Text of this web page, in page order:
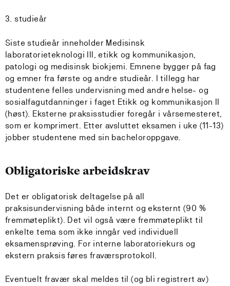
3. studieår
Siste studieår inneholder Medisinsk
laboratorieteknologi III, etikk og kommunikasjon,
patologi og medisinsk biokjemi. Emnene bygger på fag
og emner fra første og andre studieår. I tillegg har
studentene felles undervisning med andre helse- og
sosialfagutdanninger i faget Etikk og kommunikasjon II
(høst). Eksterne praksisstudier foregår i vårsemesteret,
som er komprimert. Etter avsluttet eksamen i uke (11-13)
jobber studentene med sin bacheloroppgave.
Obligatoriske arbeidskrav
Det er obligatorisk deltagelse på all
praksisundervisning både internt og eksternt (90 %
fremmøteplikt). Det vil også være fremmøteplikt til
enkelte tema som ikke inngår ved individuell
eksamensprøving. For interne laboratoriekurs og
ekstern praksis føres fraværsprotokoll.
Eventuelt fravær skal meldes til (og bli registrert av)